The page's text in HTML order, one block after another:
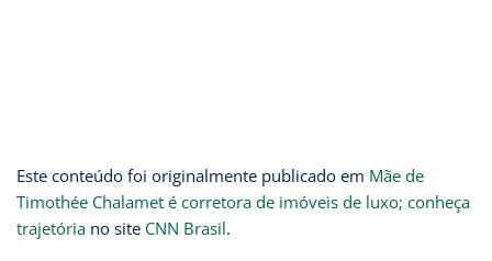
Este conteúdo foi originalmente publicado em Mãe de
Timothée Chalamet é corretora de imóveis de luxo; conheça
trajetória no site CNN Brasil.